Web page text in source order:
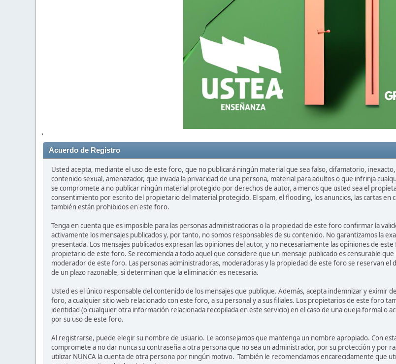
'
Acuerdo de Registro
Usted acepta, mediante el uso de este foro, que no publicará ningún material que sea falso, difamatorio,
contenido sexual, amenazador, que invada la privacidad de una persona, material para adultos o que infrinja
se compromete a no publicar ningún material protegido por derechos de autor, a menos que usted sea el
consentimiento por escrito del propietario del material protegido. El spam, el flooding, los anuncios, las cartas en
también están prohibidos en este foro.
Tenga en cuenta que es imposible para las personas administradoras o la propiedad de este foro confirmar la
activamente los mensajes publicados y, por tanto, no somos responsables de su contenido. No garantizamos la
presentada. Los mensajes publicados expresan las opiniones del autor, y no necesariamente las opiniones de
propietario de este foro. Se recomienda a todo aquel que considere que un mensaje publicado es censurable
moderador de este foro. Las personas administradoras, moderadoras y la propiedad de este foro se reservan
de un plazo razonable, si determinan que la eliminación es necesaria.
Usted es el único responsable del contenido de los mensajes que publique. Además, acepta indemnizar y eximir
foro, a cualquier sitio web relacionado con este foro, a su personal y a sus filiales. Los propietarios de este foro
identidad (o cualquier otra información relacionada recopilada en este servicio) en el caso de una queja formal o
por su uso de este foro.
Al registrarse, puede elegir su nombre de usuario. Le aconsejamos que mantenga un nombre apropiado. Con
compromete a no dar nunca su contraseña a otra persona que no sea un administrador, por su protección y por
utilizar NUNCA la cuenta de otra persona por ningún motivo. También le recomendamos encarecidamente que